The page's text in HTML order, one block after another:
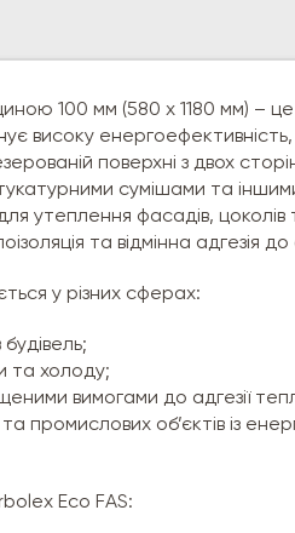
100 мм (580 х 1180 мм) –
високу енергоефективність,
поверхні з двох
сумішами та
утеплення фасадів, цоколів
та відмінна адгезія
у різних сферах:
та холоду;
вимогами до адгезії
промислових об’єктів із
Eco FAS: